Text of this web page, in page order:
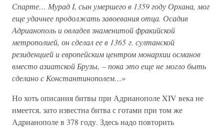
Спарте… Мурад I, сын умершего в 1359 году Орхана, мог
еще удачнее продолжать завоевания отца. Осадив
Адрианополь и овладев знаменитой фракийской
метрополией, он сделал ее в 1365 г. султанской
резиденцией и европейским центром монархии османов
вместо азиатской Брузы, – пока это еще не могло быть
сделано с Константинополем…»
Но хоть описания битвы при Адрианополе XIV века не
имеется, зато известна битва с готами при том же
Адрианополе в 378 году. Здесь надо повторить